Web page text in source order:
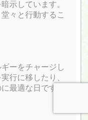
示しています。
々と行動するこ
ーをチャージし
行に移したり、
最適な日です。